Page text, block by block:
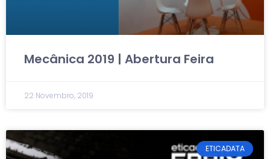
Mecânica 2019 | Abertura Feira
22 Novembro, 2019
ETICADATA